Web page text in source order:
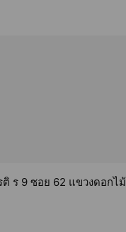
ร 9 ซอย 62 แขวงดอกไม้